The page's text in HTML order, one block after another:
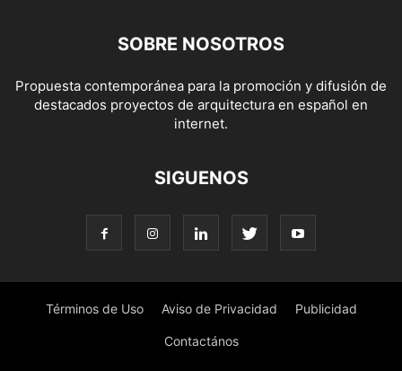
SOBRE NOSOTROS
Propuesta contemporánea para la promoción y difusión de
destacados proyectos de arquitectura en español en
internet.
SIGUENOS
Términos de Uso Aviso de Privacidad Publicidad
Contactános